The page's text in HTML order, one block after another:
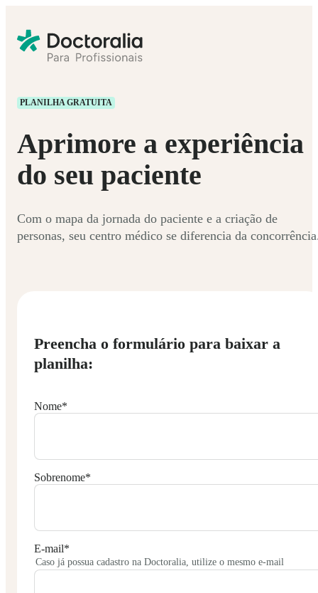
PLANILHA GRATUITA
Aprimore a experiência
do seu paciente
Com o mapa da jornada do paciente e a criação de
personas, seu centro médico se diferencia da
Preencha o formulário para baixar a
planilha:
Nome*
Sobrenome*
E-mail*
Caso já possua cadastro na Doctoralia, utilize o mesmo e-mail